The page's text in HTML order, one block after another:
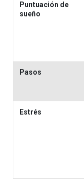
Puntuación de
sueño
Pasos
Estrés